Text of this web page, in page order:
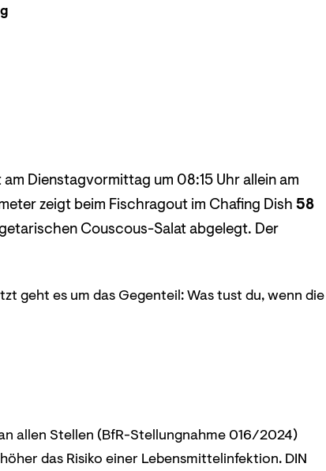
Dienstagvormittag um 08:15 Uhr allein am
zeigt beim Fischragout im Chafing Dish 58
Couscous-Salat abgelegt. Der
geht es um das Gegenteil: Was tust du, wenn die
allen Stellen (BfR-Stellungnahme 016/2024)
das Risiko einer Lebensmittelinfektion. DIN